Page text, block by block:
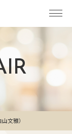
文雅）